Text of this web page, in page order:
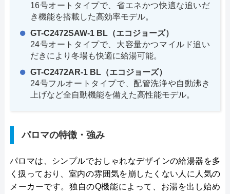
16号オートタイプで、省エネかつ快適な追いだ
き機能を搭載した高効率モデル。
GT-C2472SAW-1 BL（エコジョーズ）
24号オートタイプで、大容量かつマイルド追い
だきにより冬場も快適に給湯可能。
GT-C2472AR-1 BL（エコジョーズ）
24号フルオートタイプで、配管洗浄や自動沸き
上げなど全自動機能を備えた高性能モデル。
パロマの特徴・強み
パロマは、シンプルでおしゃれなデザインの給湯器を多
く扱っており、室内の雰囲気を崩したくない人に人気の
メーカーです。独自のQ機能によって、お湯を出し始め